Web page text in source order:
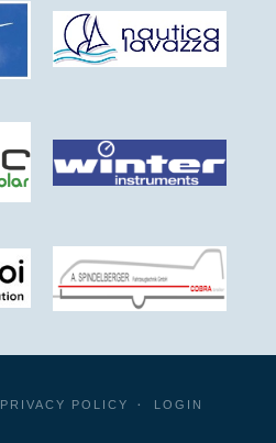
PRIVACY POLICY LOGIN